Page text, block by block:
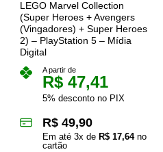
LEGO Marvel Collection
(Super Heroes + Avengers
(Vingadores) + Super Heroes
2) – PlayStation 5 – Mídia
Digital
A partir de
R$ 47,41
5% desconto no PIX
R$ 49,90
Em até 3x de R$ 17,64no
cartão